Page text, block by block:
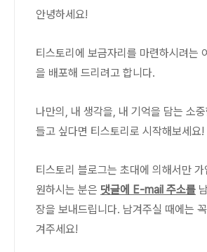
안녕하세요!
티스토리에 보금자리를 마련하시려는
을 배포해 드리려고 합니다.
나만의, 내 생각을, 내 기억을 담는 소
들고 싶다면 티스토리로 시작해보세요!
티스토리 블로그는 초대에 의해서만
원하시는 분은 댓글에 E-mail 주소를
장을 보내드립니다. 남겨주실 때에는
겨주세요!